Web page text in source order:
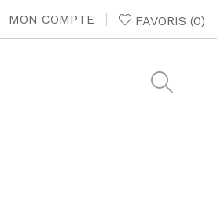
FAVORIS (0)
MON COMPTE